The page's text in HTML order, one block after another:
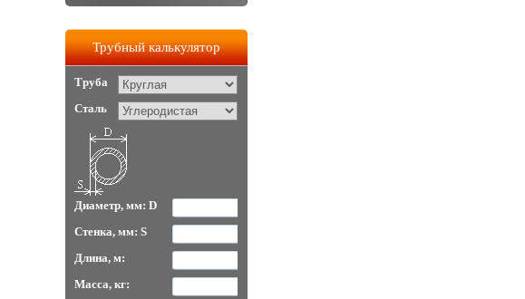
Трубный калькулятор
Труба
Сталь
Диаметр, мм: D
Стенка, мм: S
Длина, м:
Масса, кг: